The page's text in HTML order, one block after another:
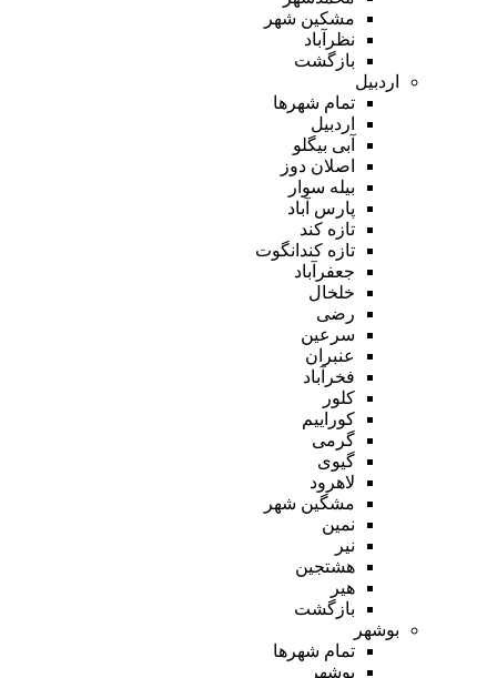
مشکین شهر
نظرآباد
بازگشت
اردبیل
تمام شهر‌ها
اردبیل
آبی بیگلو
اصلان دوز
بیله سوار
پارس آباد
تازه کند
تازه کندانگوت
جعفرآباد
خلخال
رضی
سرعین
عنبران
فخرآباد
کلور
کوراییم
گرمی
گیوی
لاهرود
مشگین شهر
نمین
نیر
هشتجین
هیر
بازگشت
بوشهر
تمام شهر‌ها
بوشهر